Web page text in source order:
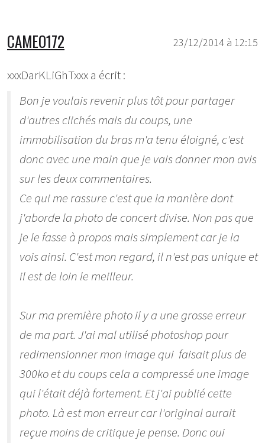
23/12/2014 à 12:15
CAMEO172
xxxDarKLiGhTxxx a écrit :
Bon je voulais revenir plus tôt pour partager
d'autres clichés mais du coups, une
immobilisation du bras m'a tenu éloigné, c'est
donc avec une main que je vais donner mon avis
sur les deux commentaires.
Ce qui me rassure c'est que la manière dont
j'aborde la photo de concert divise. Non pas que
je le fasse à propos mais simplement car je la
vois ainsi. C'est mon regard, il n'est pas unique et
il est de loin le meilleur.
Sur ma première photo il y a une grosse erreur
de ma part. J'ai mal utilisé photoshop pour
redimensionner mon image qui faisait plus de
300ko et du coups cela a compressé une image
qui l'était déjà fortement. Et j'ai publié cette
photo. Là est mon erreur car l'original aurait
reçue moins de critique je pense. Donc oui